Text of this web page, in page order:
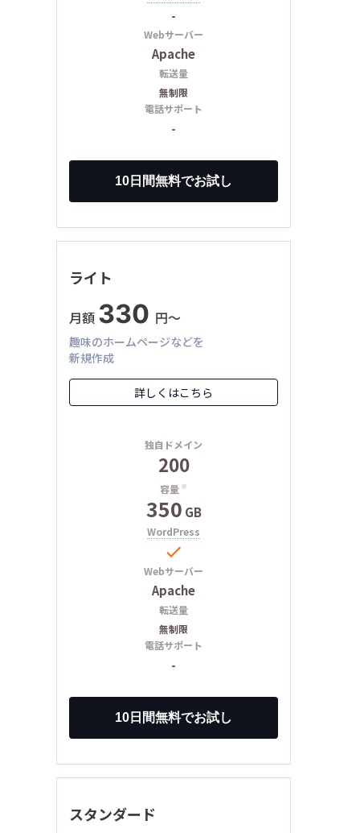
-
Webサーバー
Apache
転送量
無制限
電話サポート
-
ライト
月額 330 円〜
趣味のホームページなどを
新規作成
詳しくはこちら
独自ドメイン
200
容量 ※
350 GB
WordPress

Webサーバー
Apache
転送量
無制限
電話サポート
-
スタンダード